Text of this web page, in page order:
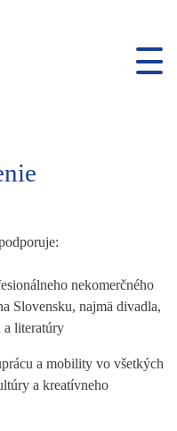
neko­merčného
Slovensku, najmä divadla,
a literatúry
a mobility vo všetkých
a kreatívneho